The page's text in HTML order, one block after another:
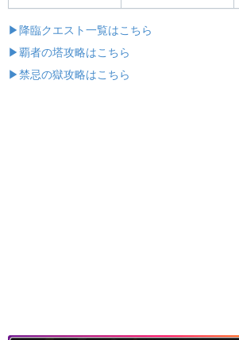
▶降臨クエスト一覧はこちら
▶覇者の塔攻略はこちら
▶禁忌の獄攻略はこちら